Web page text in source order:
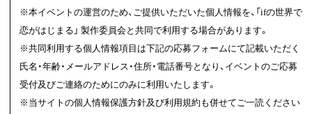
※本イベントの運営のため、ご提供いただいた個人情報を、「ifの世界で
恋がはじまる」 製作委員会と共同で利用する場合があります。
※共同利用する個人情報項目は下記の応募フォームにて記載いただく
氏名・年齢・メールアドレス・住所・電話番号となり、イベントのご応募
受付及びご連絡のためにのみに利用いたします。
※当サイトの個人情報保護方針及び利用規約も併せてご一読ください